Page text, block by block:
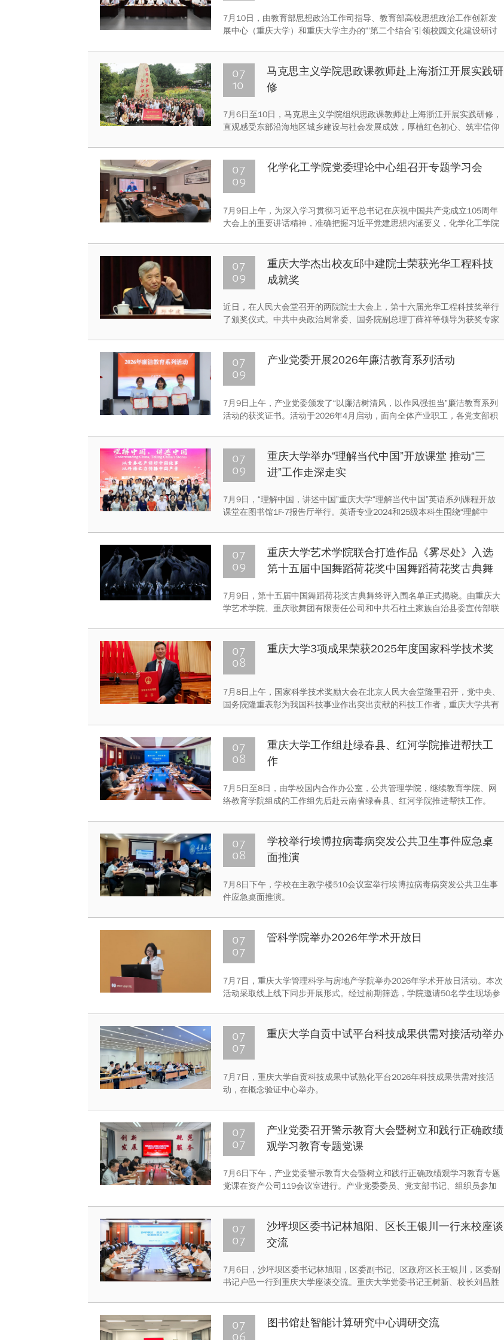
7月10日，由教育部思想政治工作司指导、教育部高校思想政治工作创新发
展中心（重庆大学）和重庆大学主办的“‘第二个结合’引领校园文化建设研讨
07
10
马克思主义学院思政课教师赴上海浙江开展实践研
修
7月6日至10日，马克思主义学院组织思政课教师赴上海浙江开展实践研修，
直观感受东部沿海地区城乡建设与社会发展成效，厚植红色初心、筑牢信仰
07
09
化学化工学院党委理论中心组召开专题学习会
7月9日上午，为深入学习贯彻习近平总书记在庆祝中国共产党成立105周年
大会上的重要讲话精神，准确把握习近平党建思想内涵要义，化学化工学院
等参加会议。
07
09
重庆大学杰出校友邱中建院士荣获光华工程科技
成就奖
近日，在人民大会堂召开的两院院士大会上，第十六届光华工程科技奖举行
了颁奖仪式。中共中央政治局常委、国务院副总理丁薛祥等领导为获奖专家
07
09
产业党委开展2026年廉洁教育系列活动
7月9日上午，产业党委颁发了“以廉洁树清风，以作风强担当”廉洁教育系列
活动的获奖证书。活动于2026年4月启动，面向全体产业职工，各党支部积
07
09
重庆大学举办“理解当代中国”开放课堂 推动“三
进”工作走深走实
7月9日，“理解中国，讲述中国”重庆大学“理解当代中国”英语系列课程开放
课堂在图书馆1F-7报告厅举行。英语专业2024和25级本科生围绕“理解中
养。07
09
重庆大学艺术学院联合打造作品《雾尽处》入选
第十五届中国舞蹈荷花奖中国舞蹈荷花奖古典舞
7月9日，第十五届中国舞蹈荷花奖古典舞终评入围名单正式揭晓。由重庆大
学艺术学院、重庆歌舞团有限责任公司和中共石柱土家族自治县委宣传部联
07
08
重庆大学3项成果荣获2025年度国家科学技术奖
7月8日上午，国家科学技术奖励大会在北京人民大会堂隆重召开，党中央、
国务院隆重表彰为我国科技事业作出突出贡献的科技工作者，重庆大学共有
07
08
重庆大学工作组赴绿春县、红河学院推进帮扶工
作
7月5日至8日，由学校国内合作办公室，公共管理学院，继续教育学院、网
络教育学院组成的工作组先后赴云南省绿春县、红河学院推进帮扶工作。
07
08
学校举行埃博拉病毒病突发公共卫生事件应急桌
面推演
7月8日下午，学校在主教学楼510会议室举行埃博拉病毒病突发公共卫生事
件应急桌面推演。
07
07
管科学院举办2026年学术开放日
7月7日，重庆大学管理科学与房地产学院举办2026年学术开放日活动。本次
活动采取线上线下同步开展形式。经过前期筛选，学院邀请50名学生现场参
07
07
重庆大学自贡中试平台科技成果供需对接活动举办
7月7日，重庆大学自贡科技成果中试熟化平台2026年科技成果供需对接活
动，在概念验证中心举办。
07
07
产业党委召开警示教育大会暨树立和践行正确政绩
观学习教育专题党课
7月6日下午，产业党委警示教育大会暨树立和践行正确政绩观学习教育专题
党课在资产公司119会议室进行。产业党委委员、党支部书记、组织员参加
07
07
沙坪坝区委书记林旭阳、区长王银川一行来校座谈
交流
7月6日，沙坪坝区委书记林旭阳，区委副书记、区政府区长王银川，区委副
书记户邑一行到重庆大学座谈交流。重庆大学党委书记王树新、校长刘昌胜
07 图书馆赴智能计算研究中心调研交流